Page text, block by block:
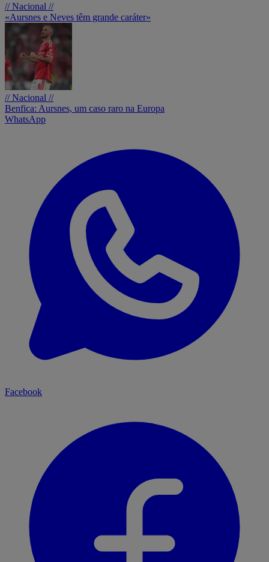
// Nacional //
«Aursnes e Neves têm grande caráter»
// Nacional //
Benfica: Aursnes, um caso raro na Europa
WhatsApp
Facebook